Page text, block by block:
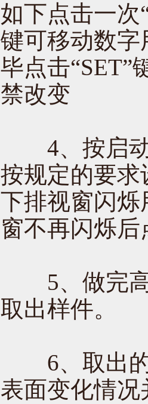
如下点击一次
键可移动数字
毕点击“SET”
禁改变
4、按启动
按规定的要
下排视窗闪
窗不再闪烁后
5、做完高
取出样件。
6、取出的
表面变化情